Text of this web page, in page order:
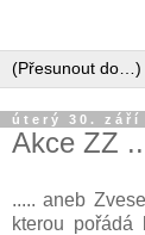
úterý 30. září
Akce ZZ
..... aneb
kterou pořádá